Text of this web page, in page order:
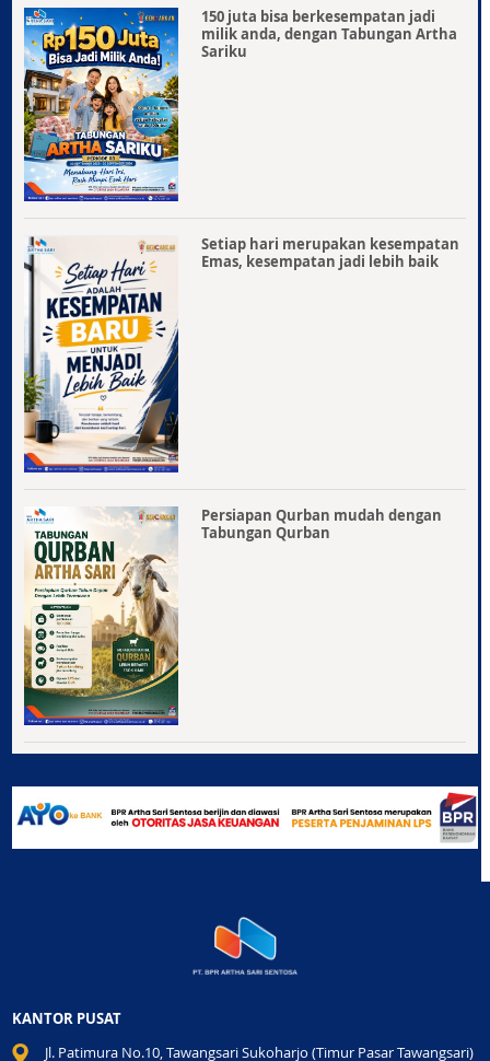
150 juta bisa berkesempatan jadi
milik anda, dengan Tabungan Artha
Sariku
Setiap hari merupakan kesempatan
Emas, kesempatan jadi lebih baik
Persiapan Qurban mudah dengan
Tabungan Qurban
KANTOR PUSAT
Jl. Patimura No.10, Tawangsari Sukoharjo (Timur Pasar Tawangsari)